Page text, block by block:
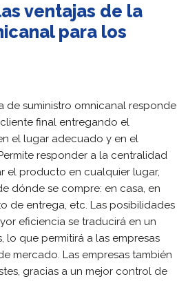
ventajas de la
para los
de suministro omnicanal responde
final entregando el
el lugar adecuado y en el
responder a la centralidad
el producto en cualquier lugar,
dónde se compre: en casa, en
de entrega, etc. Las posibilidades
eficiencia se traducirá en un
lo que permitirá a las empresas
mercado. Las empresas también
gracias a un mejor control de